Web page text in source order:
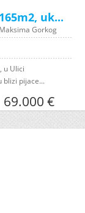
uk...
Gorkog
u Ulici
blizi pijace...
69.000 €